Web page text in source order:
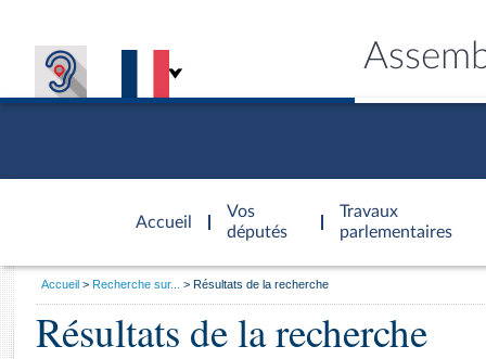
Accueil
d'accueil
Vos
députés
Travaux
parlementaires
Général
Vous
Accueil Recherche sur... Résultats de la recherche
Résultats de la recherche